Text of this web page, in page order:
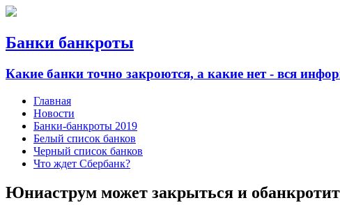
Банки банкроты
Какие банки точно закроются, а какие нет - вся
Главная
Новости
Банки-банкроты 2019
Белый список банков
Черный список банков
Что ждет Сбербанк?
Юниаструм может закрыться и